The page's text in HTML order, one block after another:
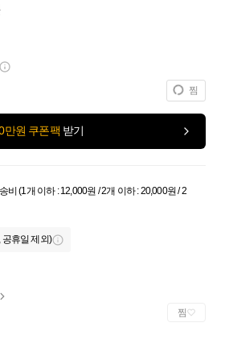
찜
만원 쿠폰팩 받기
비 (1개 이하 : 12,000원 / 2개 이하 : 20,000원 / 2
공휴일 제외)
찜